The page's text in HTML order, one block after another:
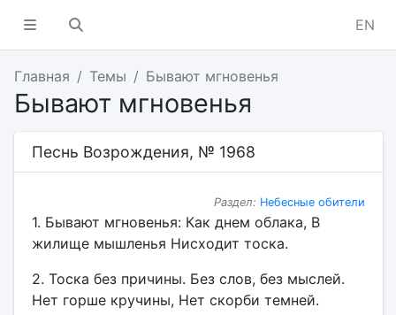
EN
Главная Темы Бывают мгновенья
Бывают мгновенья
Песнь Возрождения, № 1968
Раздел: Небесные обители
1. Бывают мгновенья: Как днем облака, В
жилище мышленья Нисходит тоска.
2. Тоска без причины. Без слов, без мыслей.
Нет горше кручины, Нет скорби темней.